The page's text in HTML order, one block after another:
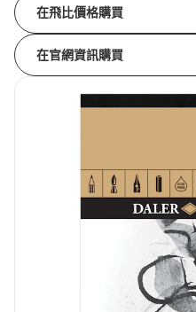
在飛比價格購買
在官網資訊購買